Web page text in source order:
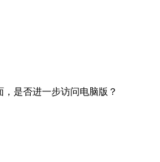
是否进一步访问电脑版？